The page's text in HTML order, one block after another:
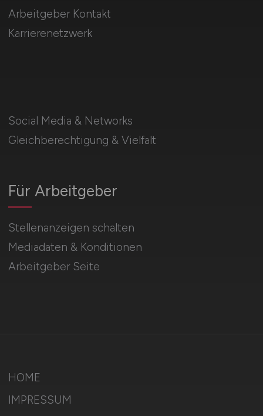
Social Media & Networks
Gleichberechtigung & Vielfalt
Für Arbeitgeber
Stellenanzeigen schalten
Mediadaten & Konditionen
Arbeitgeber Seite
Arbeitgeber Kontakt
Karrierenetzwerk
HOME
IMPRESSUM